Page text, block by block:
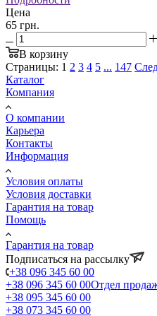
Цена
65 грн.
В корзину
Страницы: 1 2 3 4 5 ... 147
Каталог
Компания
О компании
Карьера
Контакты
Информация
Условия оплаты
Условия доставки
Гарантия на товар
Помощь
Гарантия на товар
Подписаться на рассылку
+38 096 345 60 00
+38 096 345 60 00Отдел
+38 095 345 60 00
+38 073 345 60 00